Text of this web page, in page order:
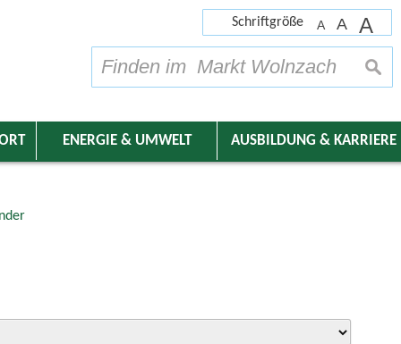
Schriftgröße A A A
ENERGIE & UMWELT AUSBILDUNG & KARRIERE